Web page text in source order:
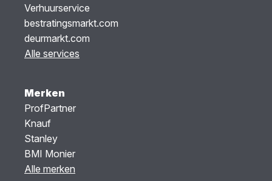
Verhuurservice
bestratingsmarkt.com
deurmarkt.com
Alle services
Merken
ProfPartner
Knauf
Stanley
BMI Monier
Alle merken